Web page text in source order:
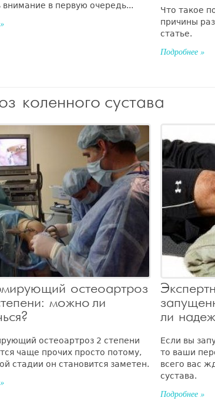
внимание в первую очередь...
Что такое
причины
статье.
Подробнее »
коленного сустава
остеоартроз
можно ли
остеоартроз 2 степени
чаще прочих просто потому,
стадии он становится заметен.
ли
Если вы
то ваши
всего вас
сустава.
Подробнее »